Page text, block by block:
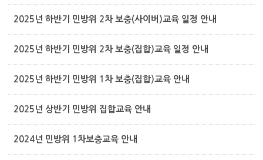
2025년 하반기 민방위 2차 보충(사이버)교육 일정 안내
2025년 하반기 민방위 2차 보충(집합)교육 일정 안내
2025년 하반기 민방위 1차 보충(집합)교육 안내
2025년 상반기 민방위 집합교육 안내
2024년 민방위 1차보충교육 안내